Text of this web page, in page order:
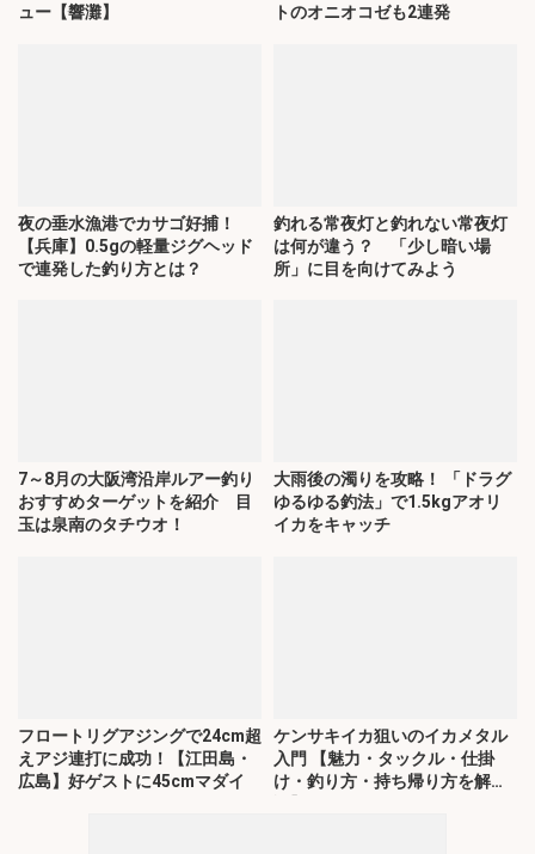
ュー【響灘】
トのオニオコゼも2連発
夜の垂水漁港でカサゴ好捕！
【兵庫】0.5gの軽量ジグヘッド
で連発した釣り方とは？
釣れる常夜灯と釣れない常夜灯
は何が違う？ 「少し暗い場
所」に目を向けてみよう
7～8月の大阪湾沿岸ルアー釣り
おすすめターゲットを紹介 目
玉は泉南のタチウオ！
大雨後の濁りを攻略！ 「ドラグ
ゆるゆる釣法」で1.5kgアオリ
イカをキャッチ
フロートリグアジングで24cm超
えアジ連打に成功！【江田島・
広島】好ゲストに45cmマダイ
ケンサキイカ狙いのイカメタル
入門 【魅力・タックル・仕掛
け・釣り方・持ち帰り方を解